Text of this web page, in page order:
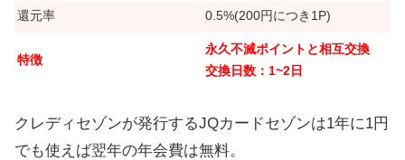
還元率 0.5%(200円につき1P)
特徴
永久不滅ポイントと相互交換
交換日数：1~2日
クレディセゾンが発行するJQカードセゾンは1年に1円
でも使えば翌年の年会費は無料。